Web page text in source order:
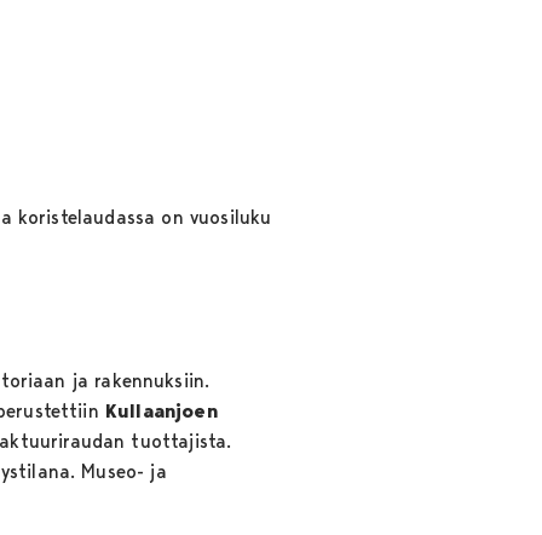
koristelaudassa on vuosiluku
ja rakennuksiin.
Kullaanjoen
tuottajista.
Museo- ja